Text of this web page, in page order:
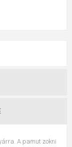
A pamut zokni